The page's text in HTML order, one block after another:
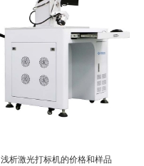
浅析激光打标机的价格和样品